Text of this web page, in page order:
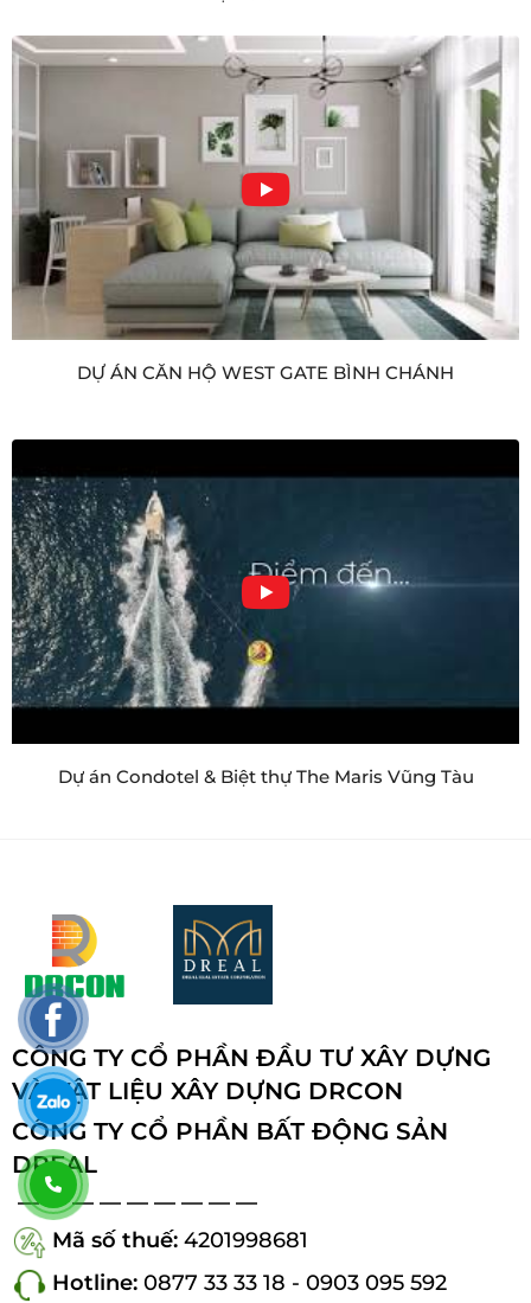
DỰ ÁN CĂN HỘ WEST GATE BÌNH CHÁNH
Dự án Condotel & Biệt thự The Maris Vũng Tàu
CÔNG TY CỔ PHẦN ĐẦU TƯ XÂY DỰNG
VÀ VẬT LIỆU XÂY DỰNG DRCON
CÔNG TY CỔ PHẦN BẤT ĐỘNG SẢN
DREAL
— — — — — — — — —
Mã số thuế: 4201998681
Hotline: 0877 33 33 18 - 0903 095 592